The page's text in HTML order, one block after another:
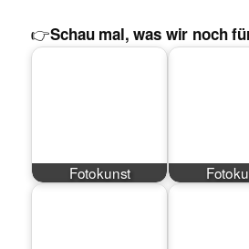
👉Schau mal, was wir noch
Fotokunst